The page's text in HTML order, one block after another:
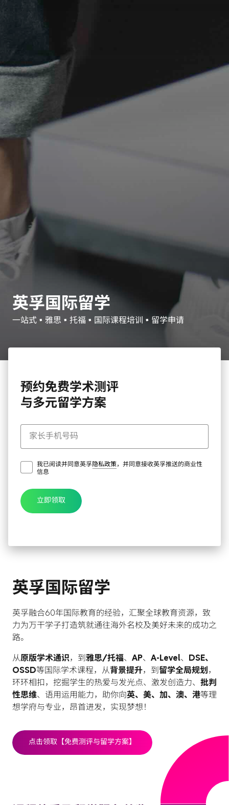
英孚国际留学
一站式 • 雅思 • 托福 • 国际课程培训 • 留学申请
预约免费学术测评
与多元留学方案
我已阅读并同意英孚隐私政策，并同意接收英孚推送的商业性
信息
立即领取
英孚国际留学
英孚融合60年国际教育的经验，汇聚全球教育资源，致
力为万干学子打造筑就通往海外名校及美好未来的成功之
路。
从原版学术通识，到 雅思/托福、 AP、 A-Level、
DSE、
OSSD等国际学术课程，从背景提升，到 留学全局规划 ，
环环相扣，挖掘学生的热爱与发光点、激发创造力、 批判
性思维、语用运用能力，助你向英、美、加、澳、港等理
想学府与专业，昂首进发，实现梦想！
点击领取【免费测评与留学方案】